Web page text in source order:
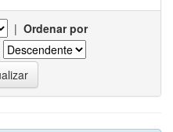
| Ordenar por